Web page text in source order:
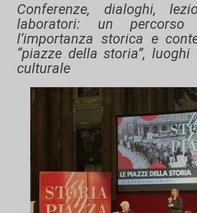
Conferenze, dialoghi,
laboratori: un percorso
l’importanza storica e
“piazze della storia”,
culturale